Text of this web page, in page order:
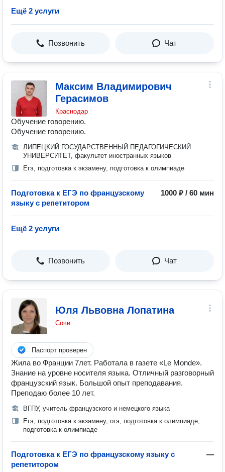
Ещё 2 услуги
Позвонить Чат
Максим Владимирович
Герасимов
Краснодар
Обучение говорению.
Обучение говорению.
ЛИПЕЦКИЙ ГОСУДАРСТВЕННЫЙ ПЕДАГОГИЧЕСКИЙ
УНИВЕРСИТЕТ, факультет иностранных языков
Егэ, подготовка к экзамену, подготовка к олимпиаде
Подготовка к ЕГЭ по французскому
языку с репетитором
1000 ₽ / 60 мин
Ещё 2 услуги
Позвонить Чат
Юля Львовна Лопатина
Сочи
Паспорт проверен
Жила во Франции 7лет. Работала в газете «Le Monde».
Знание на уровне носителя языка. Отличный разговорный
французский язык. Большой опыт преподавания.
Преподаю более 10 лет.
ВГПУ, учитель французского и немецкого языка
Егэ, подготовка к экзамену, огэ, подготовка к олимпиаде,
подготовка к олимпиаде
Подготовка к ЕГЭ по французскому языку с
репетитором
—